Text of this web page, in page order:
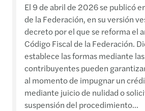
El 9 de abril de 2026 se publicó
de la Federación, en su versión
decreto por el que se reforma el
Código Fiscal de la Federación.
establece las formas mediante
contribuyentes pueden
al momento de impugnar un
mediante juicio de nulidad o
suspensión del procedimiento...